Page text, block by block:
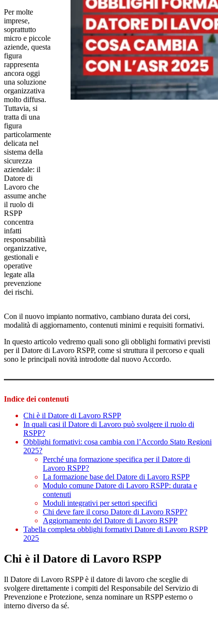
Per molte
imprese,
soprattutto
micro e piccole
aziende, questa
figura
rappresenta
ancora oggi
una soluzione
organizzativa
molto diffusa.
Tuttavia, si
tratta di una
figura
particolarmente
delicata nel
sistema della
sicurezza
aziendale: il
Datore di
Lavoro che
assume anche
il ruolo di
RSPP
concentra
infatti
responsabilità
organizzative,
gestionali e
operative
legate alla
prevenzione
dei rischi.
Con il nuovo impianto normativo, cambiano durata dei corsi,
modalità di aggiornamento, contenuti minimi e requisiti formativi.
In questo articolo vedremo quali sono gli obblighi formativi previsti
per il Datore di Lavoro RSPP, come si struttura il percorso e quali
sono le principali novità introdotte dal nuovo Accordo.
Indice dei contenuti
Chi è il Datore di Lavoro RSPP
In quali casi il Datore di Lavoro può svolgere il ruolo di
RSPP?
Obblighi formativi: cosa cambia con l’Accordo Stato Regioni
2025?
Perché una formazione specifica per il Datore di
Lavoro RSPP?
La formazione base del Datore di Lavoro RSPP
Modulo comune Datore di Lavoro RSPP: durata e
contenuti
Moduli integrativi per settori specifici
Chi deve fare il corso Datore di Lavoro RSPP?
Aggiornamento del Datore di Lavoro RSPP
Tabella completa obblighi formativi Datore di Lavoro RSPP
2025
Chi è il Datore di Lavoro RSPP
Il Datore di Lavoro RSPP è il datore di lavoro che sceglie di
svolgere direttamente i compiti del Responsabile del Servizio di
Prevenzione e Protezione, senza nominare un RSPP esterno o
interno diverso da sé.